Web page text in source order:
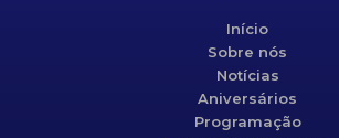
Início
Sobre nós
Notícias
Aniversários
Programação